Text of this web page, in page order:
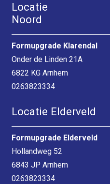
Locatie
Noord
Formupgrade Klarendal
Onder de Linden 21A
6822 KG Arnhem
0263823334
Locatie Elderveld
Formupgrade Elderveld
Hollandweg 52
6843 JP Arnhem
0263823334